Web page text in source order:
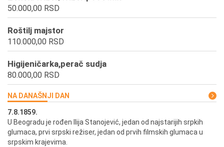
50.000,00 RSD
Roštilj majstor
110.000,00 RSD
Higijeničarka,perač sudja
80.000,00 RSD
NA DANAŠNJI DAN
7.8.1859.
U Beogradu je rođen Ilija Stanojević, jedan od najstarijih srpkih
glumaca, prvi srpski režiser, jedan od prvih filmskih glumaca u
srpskim krajevima.